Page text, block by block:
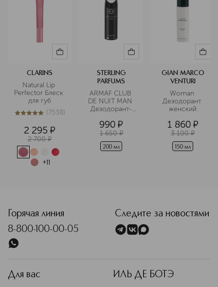
CLARINS
Natural Lip
Perfector Блеск
для губ
5из 57538 (7538)
2 295 ¤
2 700 ¤
+11
STERLING
PARFUMS
ARMAF CLUB
DE NUIT MAN
Дезодорант-
990 ¤
1 650 ¤
200 мл
GIAN MARCO
VENTURI
Woman
Дезодорант
женский
1 860 ¤
3 100 ¤
150 мл
Горячая линия
8-800-100-00-05
Следите за новостями
Для вас ИЛЬ ДЕ БОТЭ